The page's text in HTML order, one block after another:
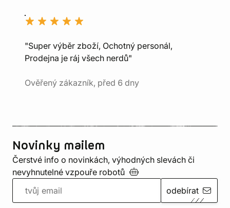
"Super výběr zboží, Ochotný personál,
Prodejna je ráj všech nerdů"
Ověřený zákazník, před 6 dny
Novinky mailem
Čerstvé info o novinkách, výhodných slevách či
nevyhnutelné vzpouře robotů
odebírat